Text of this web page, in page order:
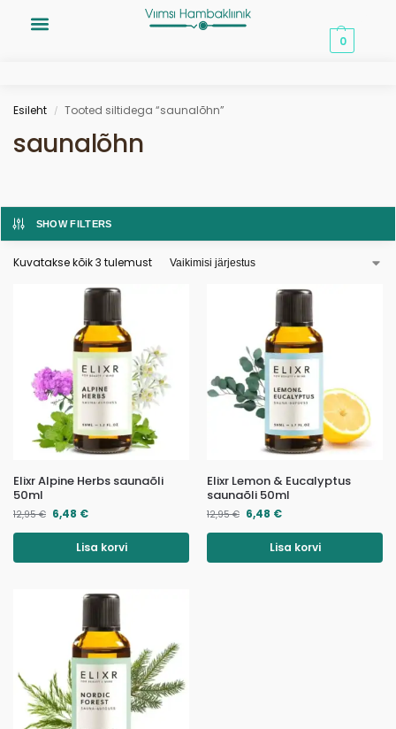
0
Esileht / Tooted siltidega “saunalõhn”
saunalõhn
SHOW FILTERS
Kuvatakse kõik 3 tulemust
Elixr Alpine Herbs saunaõli
50ml
12,95€ 6,48 €
Lisa korvi
Elixr Lemon & Eucalyptus
saunaõli 50ml
12,95€ 6,48 €
Lisa korvi